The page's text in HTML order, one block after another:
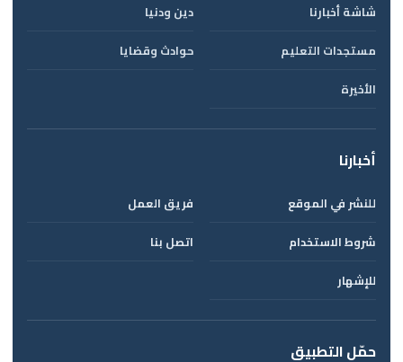
شاشة أخبارنا
دين ودنيا
مستجدات التعليم
حوادث وقضايا
الأخيرة
أخبارنا
للنشر في الموقع
فريق العمل
شروط الاستخدام
اتصل بنا
للإشهار
حمّل التطبيق